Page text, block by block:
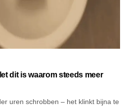
dit is waarom steeds meer
uren schrobben – het klinkt bijna te